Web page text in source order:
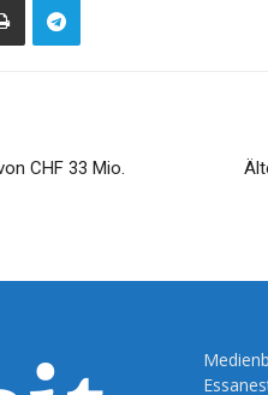
CHF 33 Mio.